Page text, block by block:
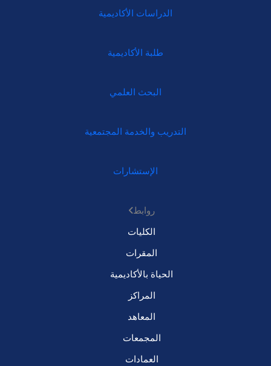
الدراسات الأكاديمية
طلبة الأكاديمية
البحث العلمي
التدريب والخدمة المجتمعية
الإستشارات
روابط
الكليات
المقرات
الحياة بالأكاديمية
المراكز
المعاهد
المجمعات
العمادات